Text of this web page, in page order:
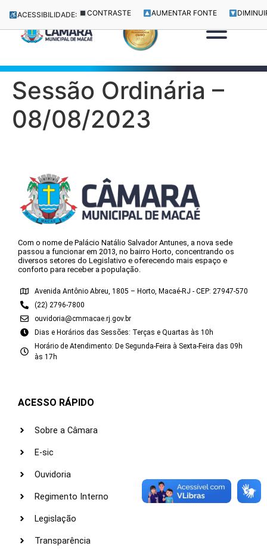
ACESSIBILIDADE: CONTRASTE AUMENTAR FONTE
Sessão Ordinária –
08/08/2023
Com o nome de Palácio Natálio Salvador Antunes, a nova sede
passou a funcionar em 2013, no bairro Horto, concentrando os
diversos setores do Legislativo e oferecendo mais espaço e
conforto para receber a população.
Avenida Antônio Abreu, 1805 – Horto, Macaé-RJ - CEP: 27947-570
(22) 2796-7800
ouvidoria@cmmacae.rj.gov.br
Dias e Horários das Sessões: Terças e Quartas às 10h
Horário de Atendimento: De Segunda-Feira à Sexta-Feira das 09h
às 17h
ACESSO RÁPIDO
Sobre a Câmara
E-sic
Ouvidoria
Regimento Interno
Legislação
Transparência